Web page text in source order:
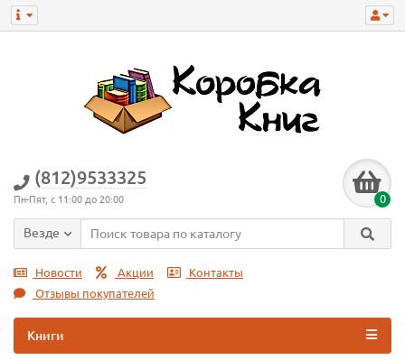
(812)9533325
Пн-Пят, с 11:00 до 20:00 0
Везде
Новости Акции
Контакты
Отзывы покупателей
Книги